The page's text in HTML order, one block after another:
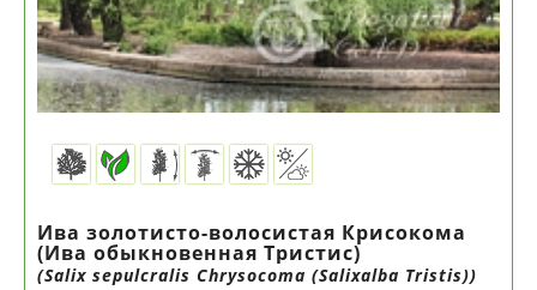
Ива золотисто-волосистая Крисокома
(Ива обыкновенная Тристис)
(Salix sepulcralis Chrysocoma (Salixalba Tristis))